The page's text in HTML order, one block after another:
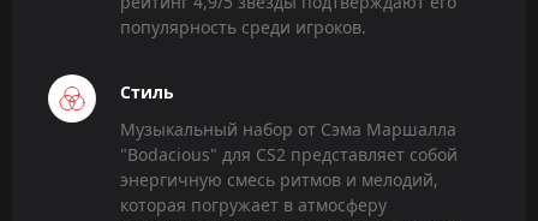
популярность среди игроков.
Стиль
Музыкальный набор от Сэма Маршалла
"Bodacious" для CS2 представляет собой
энергичную смесь ритмов и мелодий,
которая погружает в атмосферу